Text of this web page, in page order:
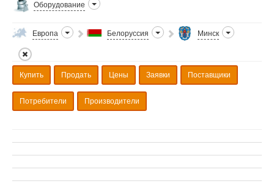
Оборудование
Европа Белоруссия Минск
Купить Продать Цены Заявки Поставщики
Потребители Производители